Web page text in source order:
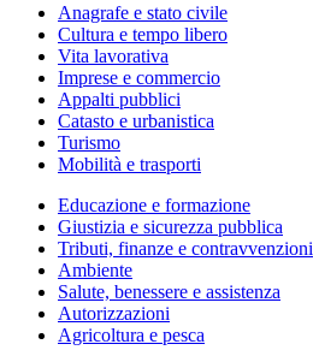
Anagrafe e stato civile
Cultura e tempo libero
Vita lavorativa
Imprese e commercio
Appalti pubblici
Catasto e urbanistica
Turismo
Mobilità e trasporti
Educazione e formazione
Giustizia e sicurezza pubblica
Tributi, finanze e contravvenzioni
Ambiente
Salute, benessere e assistenza
Autorizzazioni
Agricoltura e pesca